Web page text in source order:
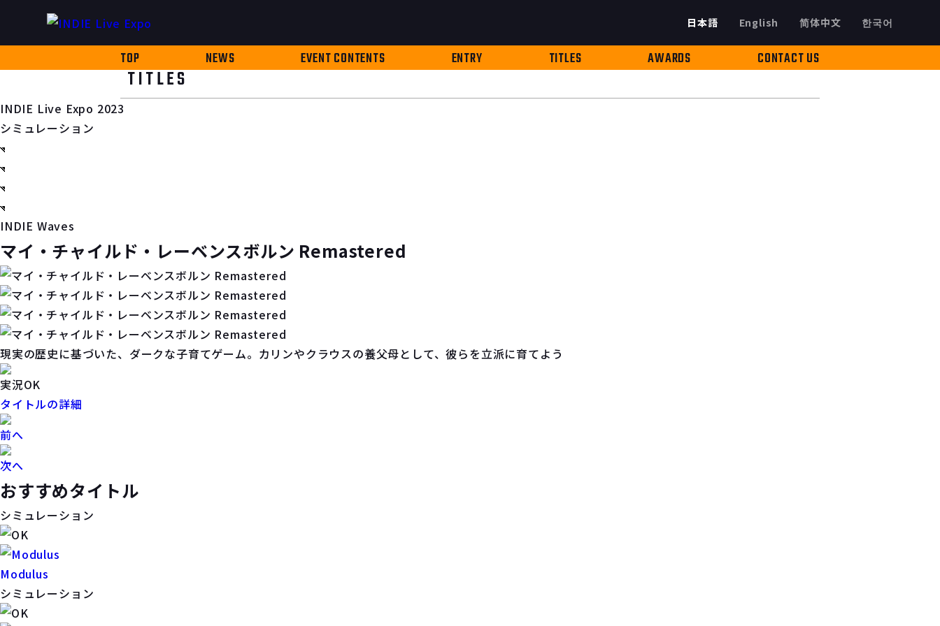
日本語 한국어
English 简体中文
TOP NEWS EVENT CONTENTS ENTRY TITLES AWARDS CONTACT US
TITLES
INDIE Live Expo 2023
シミュレーション
INDIE Waves
マイ・チャイルド・レーベンスボルン Remastered
現実の歴史に基づいた、ダークな子育てゲーム。カリンやクラウスの養父母として、彼らを立派に育てよう
実況OK
タイトルの詳細
前へ
次へ
おすすめタイトル
シミュレーション
Modulus
シミュレーション